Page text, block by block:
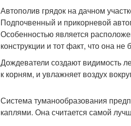
Автополив грядок на дачном
Подпочвенный и прикорневой
Особенностью является
конструкции и тот факт, что она
Дождеватели создают видимость
к корням, и увлажняет воздух
Система туманообразования
каплями. Она считается самой